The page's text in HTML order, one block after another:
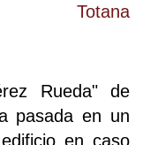
Totana
Rueda" de
pasada en un
en caso